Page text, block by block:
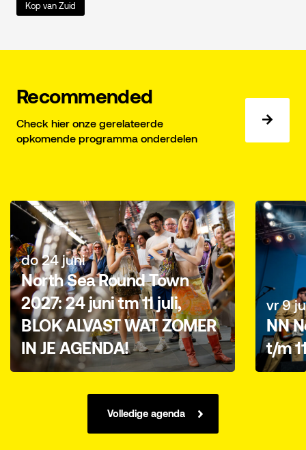
Kop van Zuid
Recommended
Check hier onze gerelateerde
opkomende programma onderdelen
do 24 juni
North Sea Round Town
2027: 24 juni tm 11 juli,
BLOK ALVAST WAT ZOMER
IN JE AGENDA!
vr 9
NN
t/m
Volledige agenda